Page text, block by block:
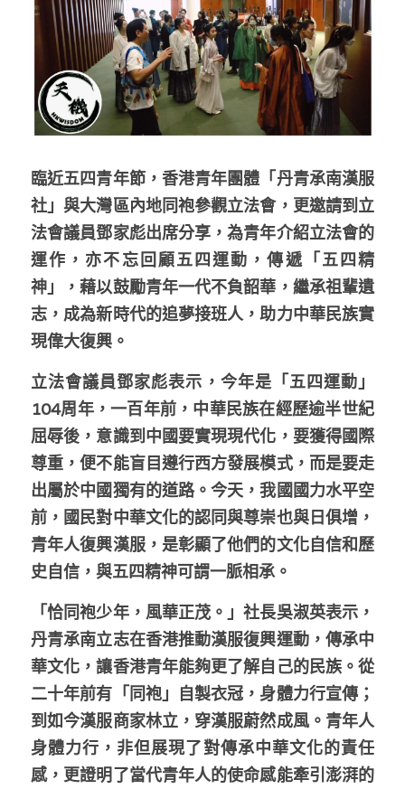
美西霸凌內幕
美西極權主義
真相直擊
朱庭萱專欄
莫綺琪專欄
黃萬成專欄
高松傑專欄
林伯強專欄
馮煒光專欄
趙處機專欄
KOL 精選
大衛sir專欄
曾子晴 - 晴深直說
龔靜儀大律師專欄
陳貴春大律師專欄
陳子遷律師專欄
羅浚軒專欄
溫志倫專欄
汪明欣專欄
張美雄專欄
莊豪鋒專欄
屠龍小隊案
黎智英案審訊
支聯會案
吃喝玩指南
休閒好介紹
親子
關於我們
人才招聘
投稿熱線
支持讚助
條款及細則
關於我們
搜索
繁體中文
English
臨近五四青年節，香港青年團體「丹青承南漢服
社」與大灣區內地同袍參觀立法會，更邀請到立
法會議員鄧家彪出席分享，為青年介紹立法會的
運作，亦不忘回顧五四運動，傳遞「五四精
神」，藉以鼓勵青年一代不負韶華，繼承祖輩遺
志，成為新時代的追夢接班人，助力中華民族實
現偉大復興。
立法會議員鄧家彪表示，今年是「五四運動」
104周年，一百年前，中華民族在經歷逾半世紀
屈辱後，意識到中國要實現現代化，要獲得國際
尊重，便不能盲目遵行西方發展模式，而是要走
出屬於中國獨有的道路。今天，我國國力水平空
前，國民對中華文化的認同與尊崇也與日俱增，
青年人復興漢服，是彰顯了他們的文化自信和歷
史自信，與五四精神可謂一脈相承。
「恰同袍少年，風華正茂。」社長吳淑英表示，
丹青承南立志在香港推動漢服復興運動，傳承中
華文化，讓香港青年能夠更了解自己的民族。從
二十年前有「同袍」自製衣冠，身體力行宣傳；
到如今漢服商家林立，穿漢服蔚然成風。青年人
身體力行，非但展現了對傳承中華文化的責任
感，更證明了當代青年人的使命感能牽引澎湃的